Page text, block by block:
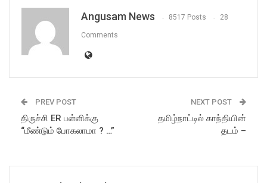
Angusam News 8517 Posts 28
Comments
PREV POST
திருச்சி ER பள்ளிக்கு
“மீண்டும் போகலாமா ? …”
NEXT POST
தமிழ்நாட்டில் காந்தியின்
தடம் –